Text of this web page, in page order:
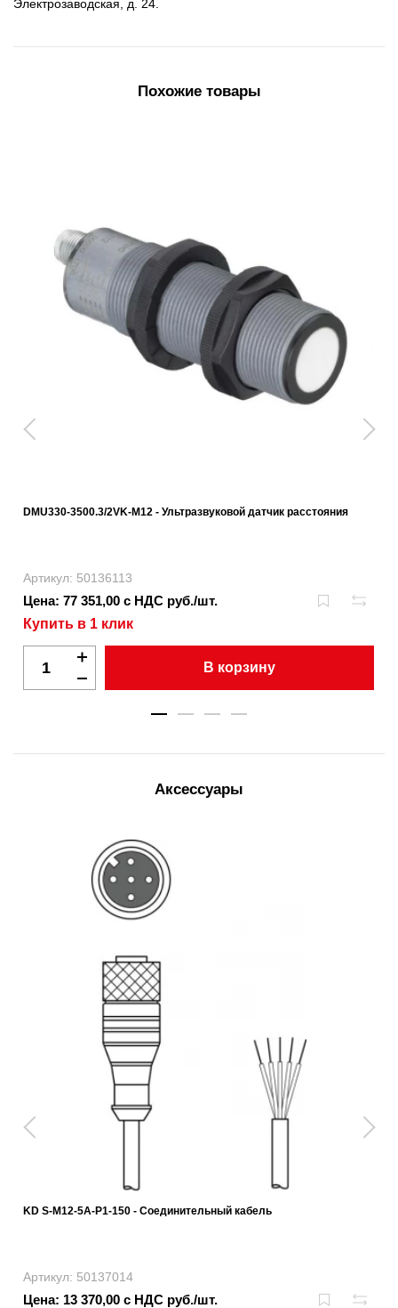
Электрозаводская, д. 24.
Похожие товары
DMU330-3500.3/2VK-M12 - Ультразвуковой датчик расстояния
Артикул: 50136113
Цена: 77 351,00 с НДС руб./шт.
Купить в 1 клик
В корзину
Аксессуары
KD S-M12-5A-P1-150 - Соединительный кабель
Артикул: 50137014
Цена: 13 370,00 с НДС руб./шт.